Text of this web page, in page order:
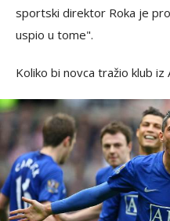
sportski direktor Roka je
uspio u tome".
Koliko bi novca tražio klub iz